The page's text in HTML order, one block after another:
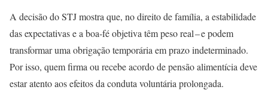
A decisão do STJ mostra que, no direito de família, a estabilidade
das expectativas e a boa‑fé objetiva têm peso real – e podem
transformar uma obrigação temporária em prazo indeterminado.
Por isso, quem firma ou recebe acordo de pensão alimentícia deve
estar atento aos efeitos da conduta voluntária prolongada.